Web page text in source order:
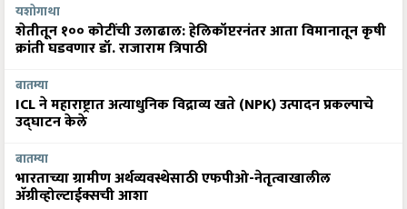
यशोगाथा
शेतीतून १०० कोटींची उलाढाल: हेलिकॉप्टरनंतर आता विमानातून कृषी
क्रांती घडवणार डॉ. राजाराम त्रिपाठी
बातम्या
ICL ने महाराष्ट्रात अत्याधुनिक विद्राव्य खते (NPK) उत्पादन प्रकल्पाचे
उद्घाटन केले
बातम्या
भारताच्या ग्रामीण अर्थव्यवस्थेसाठी एफपीओ-नेतृत्वाखालील
अ‍ॅग्रीव्होल्टाईक्सची आशा